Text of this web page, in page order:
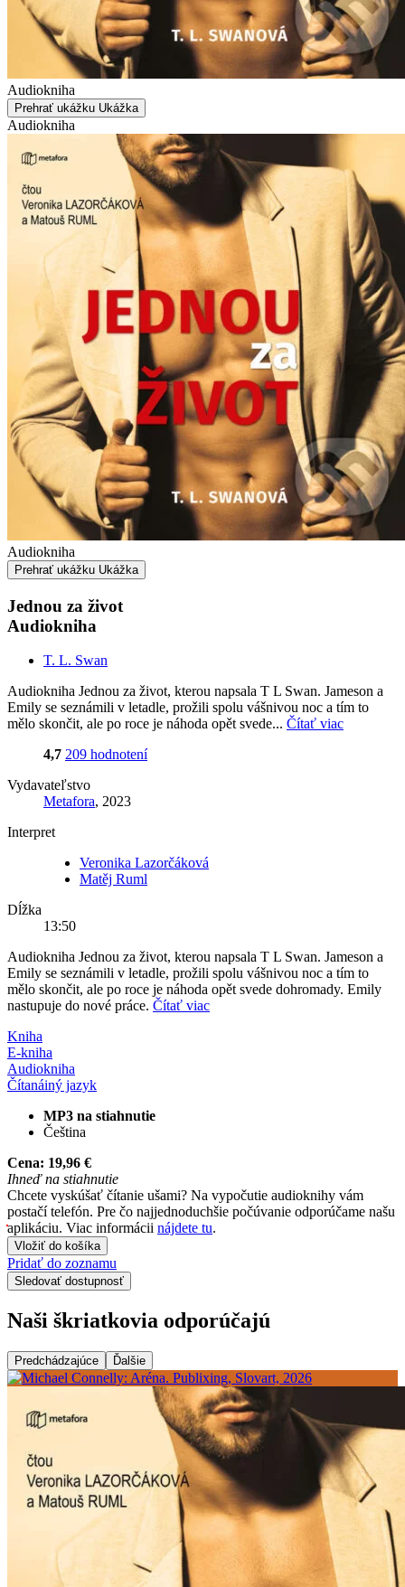
Audiokniha
Prehrať ukážku Ukážka
Audiokniha
Audiokniha
Prehrať ukážku Ukážka
Jednou za život
Audiokniha
T. L. Swan
Audiokniha Jednou za život, kterou napsala T L Swan. Jameson a
Emily se seznámili v letadle, prožili spolu vášnivou noc a tím to
mělo skončit, ale po roce je náhoda opět svede... Čítať viac
4,7 209 hodnotení
Vydavateľstvo
Metafora, 2023
Interpret
Veronika Lazorčáková
Matěj Ruml
Dĺžka
13:50
Audiokniha Jednou za život, kterou napsala T L Swan. Jameson a
Emily se seznámili v letadle, prožili spolu vášnivou noc a tím to
mělo skončit, ale po roce je náhoda opět svede dohromady. Emily
nastupuje do nové práce. Čítať viac
Kniha
E-kniha
Audiokniha
Čítanáiný jazyk
MP3 na stiahnutie
Čeština
Cena: 19,96 €
Ihneď na stiahnutie
Chcete vyskúšať čítanie ušami? Na vypočutie audioknihy vám
postačí telefón. Pre čo najjednoduchšie počúvanie odporúčame našu
aplikáciu. Viac informácii nájdete tu.
Vložiť do košíka
Pridať do zoznamu
Sledovať dostupnosť
Naši škriatkovia odporúčajú
Predchádzajúce Ďalšie